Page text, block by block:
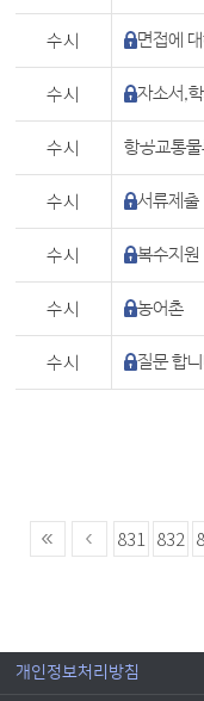
수시 면접에
수시 자소서,
수시 항공교통
수시 서류제출
수시 복수지원
수시 농어촌
수시 질문
831 832
개인정보처리방침